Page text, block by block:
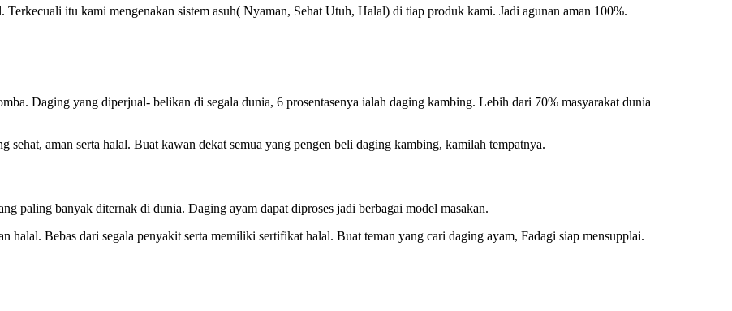
itu kami mengenakan sistem asuh( Nyaman, Sehat Utuh, Halal) di tiap produk kami. Jadi agunan aman 100%.
Daging yang diperjual- belikan di segala dunia, 6 prosentasenya ialah daging kambing. Lebih dari 70% masyarakat dunia
aman serta halal. Buat kawan dekat semua yang pengen beli daging kambing, kamilah tempatnya.
paling banyak diternak di dunia. Daging ayam dapat diproses jadi berbagai model masakan.
halal. Bebas dari segala penyakit serta memiliki sertifikat halal. Buat teman yang cari daging ayam, Fadagi siap mensupplai.